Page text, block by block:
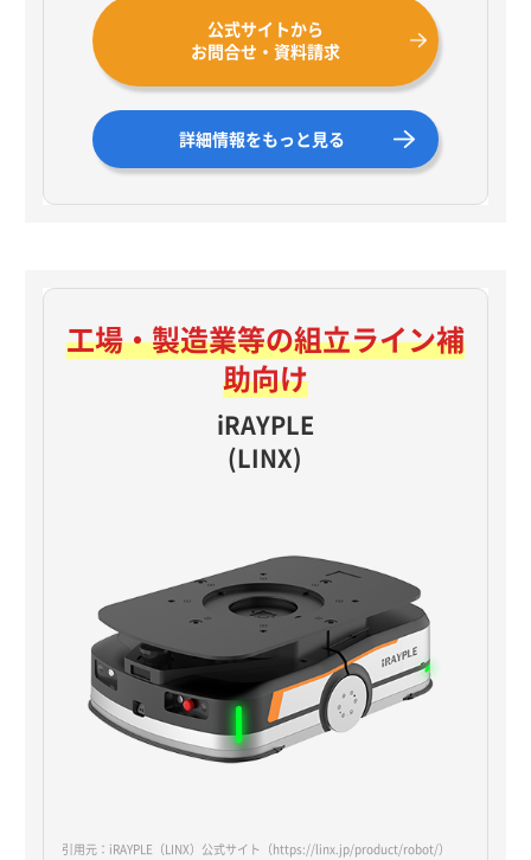
公式サイトから
お問合せ・資料請求
詳細情報をもっと見る
工場・製造業等の組立ライン補
助向け
iRAYPLE
(LINX)
引用元：iRAYPLE（LINX）公式サイト （https://linx.jp/product/robot/）